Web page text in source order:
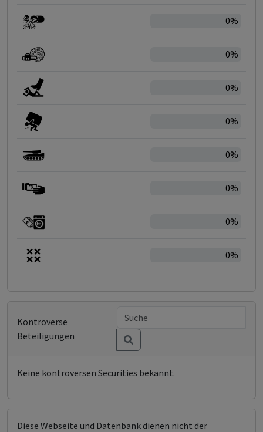
0%
0%
0%
0%
0%
0%
0%
0%
Kontroverse
Beteiligungen
Keine kontroversen Securities bekannt.
Diese Webseite und Datenbank dienen nicht der